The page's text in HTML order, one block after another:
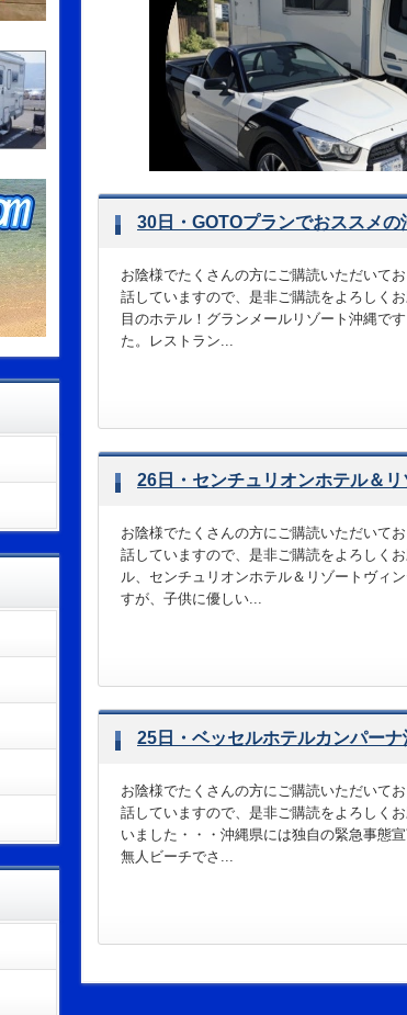
30日・GOTOプランでおススメの
お陰様でたくさんの方にご購読いただいて
話していますので、是非ご購読をよろしく
目のホテル！グランメールリゾート沖縄で
た。レストラン...
26日・センチュリオンホテル＆
お陰様でたくさんの方にご購読いただいて
話していますので、是非ご購読をよろしく
ル、センチュリオンホテル＆リゾートヴィ
すが、子供に優しい...
25日・ベッセルホテルカンパーナ
お陰様でたくさんの方にご購読いただいて
話していますので、是非ご購読をよろしく
いました・・・沖縄県には独自の緊急事態
無人ビーチでさ...